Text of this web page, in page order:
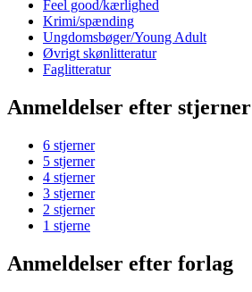
Feel good/kærlighed
Krimi/spænding
Ungdomsbøger/Young Adult
Øvrigt skønlitteratur
Faglitteratur
Anmeldelser efter stjerner
6 stjerner
5 stjerner
4 stjerner
3 stjerner
2 stjerner
1 stjerne
Anmeldelser efter forlag